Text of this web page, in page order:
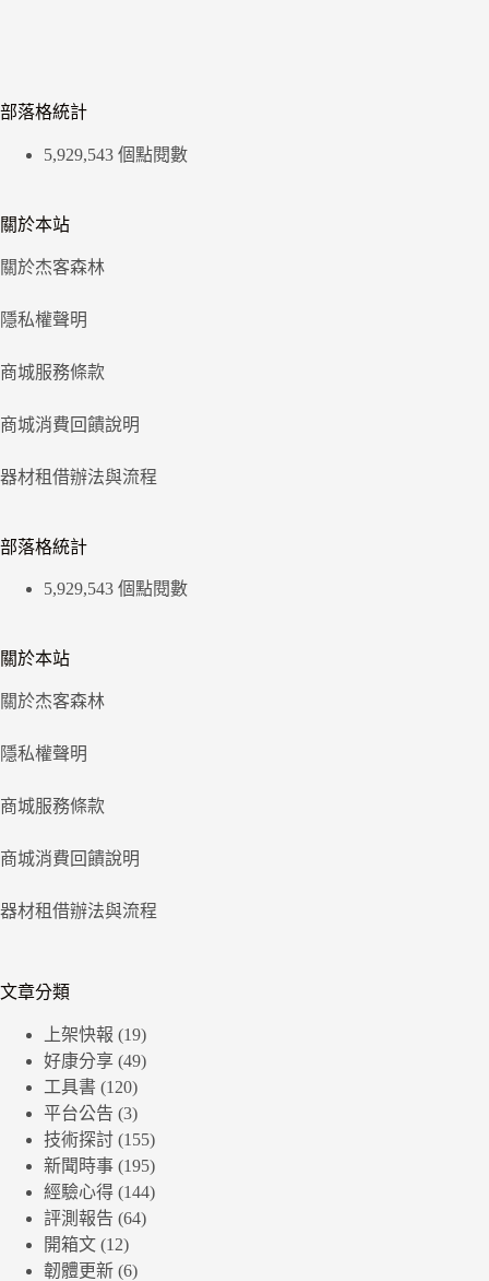
部落格統計
5,929,543 個點閱數
關於本站
關於杰客森林
隱私權聲明
商城服務條款
商城消費回饋說明
器材租借辦法與流程
部落格統計
5,929,543 個點閱數
關於本站
關於杰客森林
隱私權聲明
商城服務條款
商城消費回饋說明
器材租借辦法與流程
文章分類
上架快報 (19)
好康分享 (49)
工具書 (120)
平台公告 (3)
技術探討 (155)
新聞時事 (195)
經驗心得 (144)
評測報告 (64)
開箱文 (12)
韌體更新 (6)